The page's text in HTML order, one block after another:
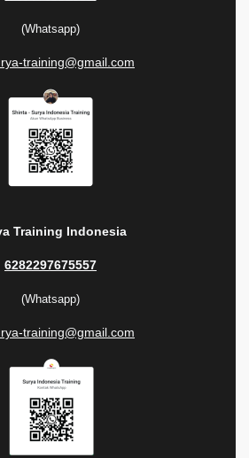
(Whatsapp)
training@gmail.com
Training Indonesia
6282297675557
(Whatsapp)
training@gmail.com